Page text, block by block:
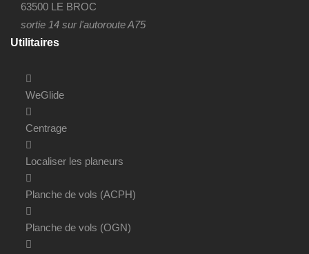
63500 LE BROC
sortie 14 sur l'autoroute A75
Utilitaires
WeGlide
Centrage
Localiser les planeurs
Planche de vols (ACPH)
Planche de vols (OGN)